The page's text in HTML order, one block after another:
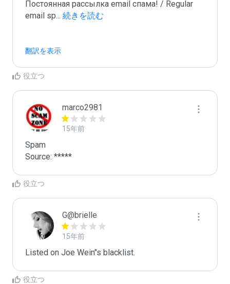
Постоянная рассылка email спама! / Regular
email sp... 続きを読む
翻訳を表示
役立つ
marco2981
15年前
Spam
Source: *****
役立つ
G@brielle
15年前
Listed on Joe Wein"s blacklist.
役立つ